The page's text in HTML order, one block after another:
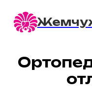
Жемчужная